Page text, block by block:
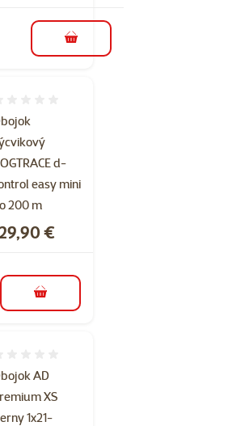
do košíka
d-
easy mini
200 m
€
do košíka
AD
XS
1x21-